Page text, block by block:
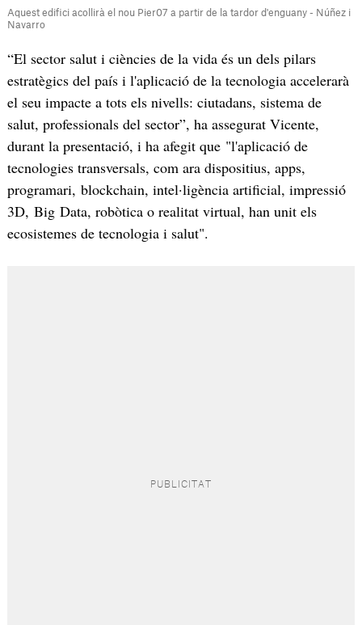
Aquest edifici acollirà el nou Pier07 a partir de la tardor d'enguany - Núñez i
Navarro
“El sector salut i ciències de la vida és un dels pilars
estratègics del país i l'aplicació de la tecnologia accelerarà
el seu impacte a tots els nivells: ciutadans, sistema de
salut, professionals del sector”, ha assegurat Vicente,
durant la presentació, i ha afegit que "l'aplicació de
tecnologies transversals, com ara dispositius, apps,
programari, blockchain, intel·ligència artificial, impressió
3D, Big Data, robòtica o realitat virtual, han unit els
ecosistemes de tecnologia i salut".